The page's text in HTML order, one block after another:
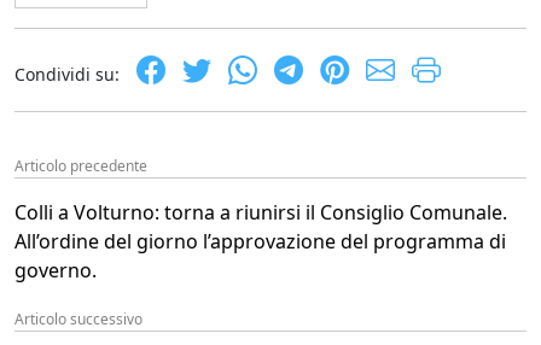
Condividi su:
Articolo precedente
Colli a Volturno: torna a riunirsi il Consiglio Comunale.
All’ordine del giorno l’approvazione del programma di
governo.
Articolo successivo